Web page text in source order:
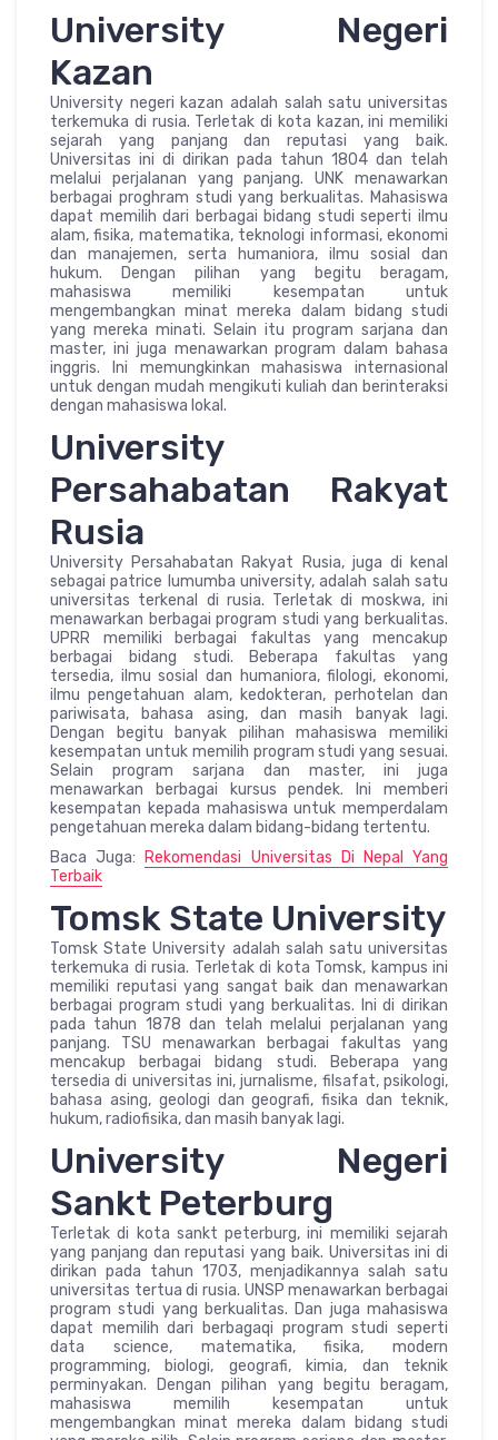
University Negeri
Kazan
University negeri kazan adalah salah satu universitas
terkemuka di rusia. Terletak di kota kazan, ini memiliki
sejarah yang panjang dan reputasi yang baik.
Universitas ini di dirikan pada tahun 1804 dan telah
melalui perjalanan yang panjang. UNK menawarkan
berbagai proghram studi yang berkualitas. Mahasiswa
dapat memilih dari berbagai bidang studi seperti ilmu
alam, fisika, matematika, teknologi informasi, ekonomi
dan manajemen, serta humaniora, ilmu sosial dan
hukum. Dengan pilihan yang begitu beragam,
mahasiswa memiliki kesempatan untuk
mengembangkan minat mereka dalam bidang studi
yang mereka minati. Selain itu program sarjana dan
master, ini juga menawarkan program dalam bahasa
inggris. Ini memungkinkan mahasiswa internasional
untuk dengan mudah mengikuti kuliah dan berinteraksi
dengan mahasiswa lokal.
University
Persahabatan Rakyat
Rusia
University Persahabatan Rakyat Rusia, juga di kenal
sebagai patrice lumumba university, adalah salah satu
universitas terkenal di rusia. Terletak di moskwa, ini
menawarkan berbagai program studi yang berkualitas.
UPRR memiliki berbagai fakultas yang mencakup
berbagai bidang studi. Beberapa fakultas yang
tersedia, ilmu sosial dan humaniora, filologi, ekonomi,
ilmu pengetahuan alam, kedokteran, perhotelan dan
pariwisata, bahasa asing, dan masih banyak lagi.
Dengan begitu banyak pilihan mahasiswa memiliki
kesempatan untuk memilih program studi yang sesuai.
Selain program sarjana dan master, ini juga
menawarkan berbagai kursus pendek. Ini memberi
kesempatan kepada mahasiswa untuk memperdalam
pengetahuan mereka dalam bidang-bidang tertentu.
Baca Juga: Rekomendasi Universitas Di Nepal Yang
Terbaik
Tomsk State University
Tomsk State University adalah salah satu universitas
terkemuka di rusia. Terletak di kota Tomsk, kampus ini
memiliki reputasi yang sangat baik dan menawarkan
berbagai program studi yang berkualitas. Ini di dirikan
pada tahun 1878 dan telah melalui perjalanan yang
panjang. TSU menawarkan berbagai fakultas yang
mencakup berbagai bidang studi. Beberapa yang
tersedia di universitas ini, jurnalisme, filsafat, psikologi,
bahasa asing, geologi dan geografi, fisika dan teknik,
hukum, radiofisika, dan masih banyak lagi.
University Negeri
Sankt Peterburg
Terletak di kota sankt peterburg, ini memiliki sejarah
yang panjang dan reputasi yang baik. Universitas ini di
dirikan pada tahun 1703, menjadikannya salah satu
universitas tertua di rusia. UNSP menawarkan berbagai
program studi yang berkualitas. Dan juga mahasiswa
dapat memilih dari berbagaqi program studi seperti
data science, matematika, fisika, modern
programming, biologi, geografi, kimia, dan teknik
perminyakan. Dengan pilihan yang begitu beragam,
mahasiswa memilih kesempatan untuk
mengembangkan minat mereka dalam bidang studi